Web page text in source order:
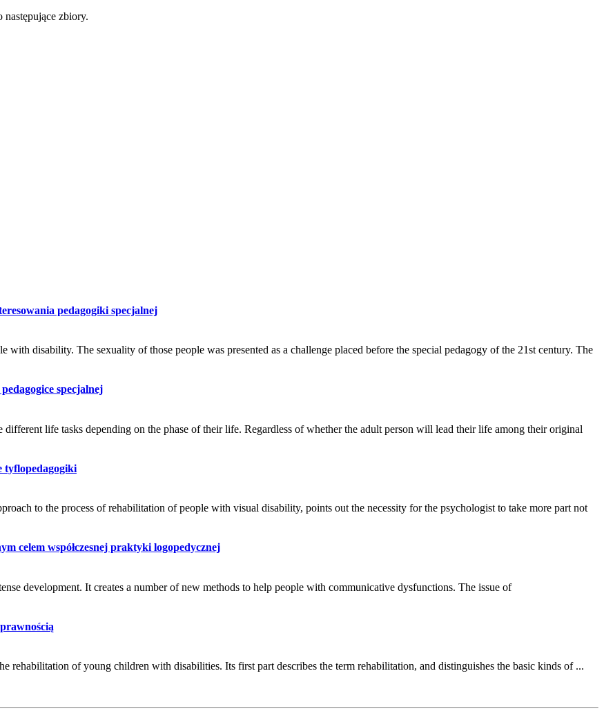
zbiory.
pedagogiki specjalnej
with disability. The sexuality of those people was presented as a challenge placed before the special pedagogy of the 21st century. The
specjalnej
life tasks depending on the phase of their life. Regardless of whether the adult person will lead their life among their original
tyflopedagogiki
to the process of rehabilitation of people with visual disability, points out the necessity for the psychologist to take more part not
celem współczesnej praktyki logopedycznej
development. It creates a number of new methods to help people with communicative dysfunctions. The issue of
rehabilitation of young children with disabilities. Its first part describes the term rehabilitation, and distinguishes the basic kinds of ...